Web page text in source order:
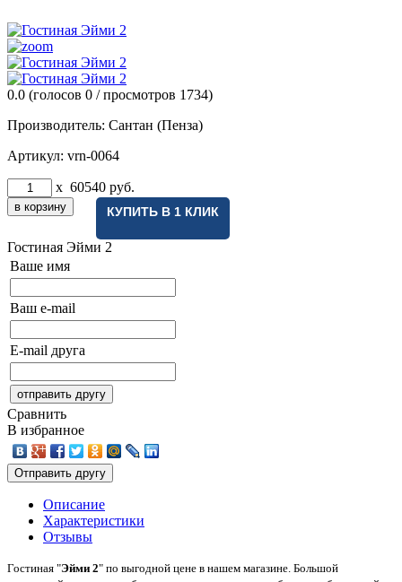
0.0 (голосов 0 / просмотров 1734)
Производитель: Сантан (Пенза)
Артикул: vrn-0064
x 60540 руб.
КУПИТЬ В 1 КЛИК
Гостиная Эйми 2
Ваше имя
Ваш e-mail
E-mail друга
Сравнить
В избранное
Описание
Характеристики
Отзывы
Гостиная "Эйми 2" по выгодной цене в нашем магазине. Большой